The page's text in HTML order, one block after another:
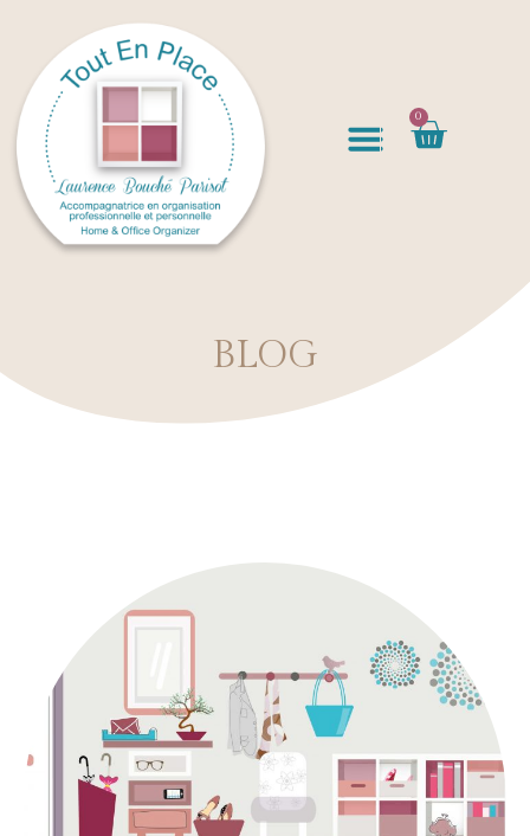
0
BLOG